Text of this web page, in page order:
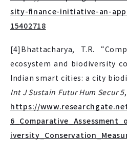
sity-finance-initiative-an-
15402718
[4]Bhattacharya, T.R.
ecosystem and biodiversity
Indian smart cities: a city
Int J Sustain Futur Hum Secur 5
https://